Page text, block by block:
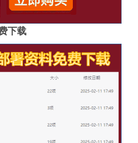
下载